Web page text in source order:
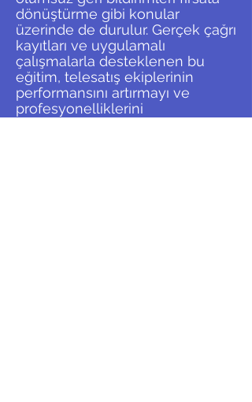
dönüştürme gibi konular
üzerinde de durulur. Gerçek çağrı
kayıtları ve uygulamalı
çalışmalarla desteklenen bu
eğitim, telesatış ekiplerinin
performansını artırmayı ve
profesyonelliklerini